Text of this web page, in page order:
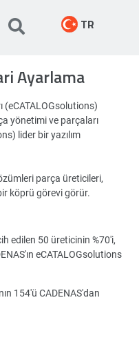
TR
Ayarlama
(eCATALOGsolutions)
yönetimi ve parçaları
lider bir yazılım
parça üreticileri,
köprü görevi görür.
edilen 50 üreticinin %70'i,
eCATALOGsolutions
154'ü CADENAS'dan